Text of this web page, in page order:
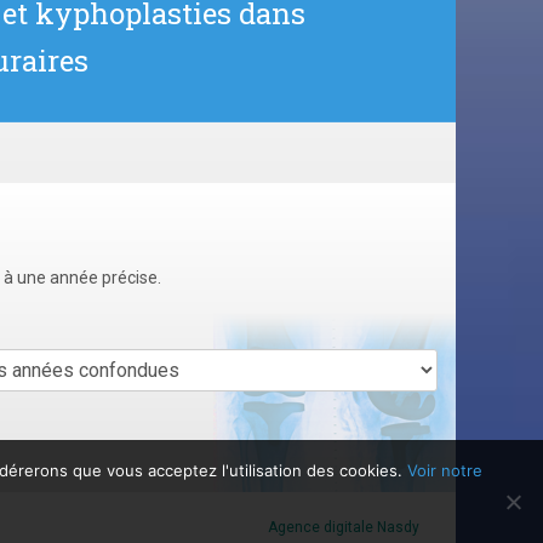
kyphoplasties dans
une année précise.
que vous acceptez l'utilisation des cookies. Voir notre
Agence digitale Nasdy